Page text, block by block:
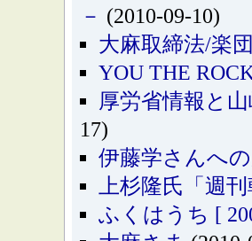
－ (2010-09-10)
大麻取締法/楽
YOU THE
厚労省情報と
17)
伊藤学さんへ
上杉隆氏「週
ふくはうち [